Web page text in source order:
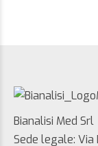
Bianalisi Med Srl
Sede legale: